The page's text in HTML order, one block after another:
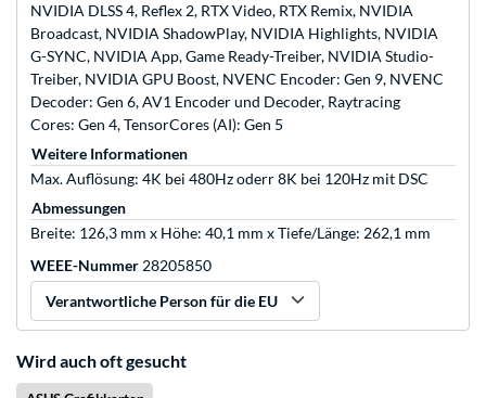
NVIDIA DLSS 4, Reflex 2, RTX Video, RTX Remix, NVIDIA
Broadcast, NVIDIA ShadowPlay, NVIDIA Highlights, NVIDIA
G-SYNC, NVIDIA App, Game Ready-Treiber, NVIDIA Studio-
Treiber, NVIDIA GPU Boost, NVENC Encoder: Gen 9, NVENC
Decoder: Gen 6, AV1 Encoder und Decoder, Raytracing
Cores: Gen 4, TensorCores (AI): Gen 5
Weitere Informationen
Max. Auflösung: 4K bei 480Hz oderr 8K bei 120Hz mit DSC
Abmessungen
Breite: 126,3 mm x Höhe: 40,1 mm x Tiefe/Länge: 262,1 mm
WEEE-Nummer 28205850
Verantwortliche Person für die EU
Wird auch oft gesucht